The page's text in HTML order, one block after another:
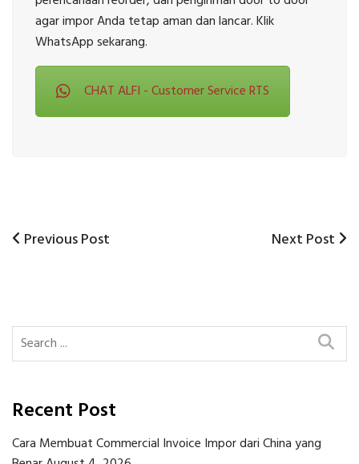
agar impor Anda tetap aman dan lancar. Klik
WhatsApp sekarang.
CHAT ALFI - Customer Service RTS
Post
Previous
Previous Post
Next
Next Post
Recent Post
Cara Membuat Commercial Invoice Impor dari China yang